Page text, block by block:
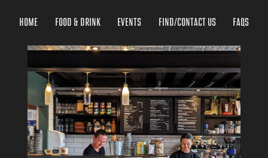
HOME FOOD & DRINK EVENTS FIND/CONTACT US FAQS